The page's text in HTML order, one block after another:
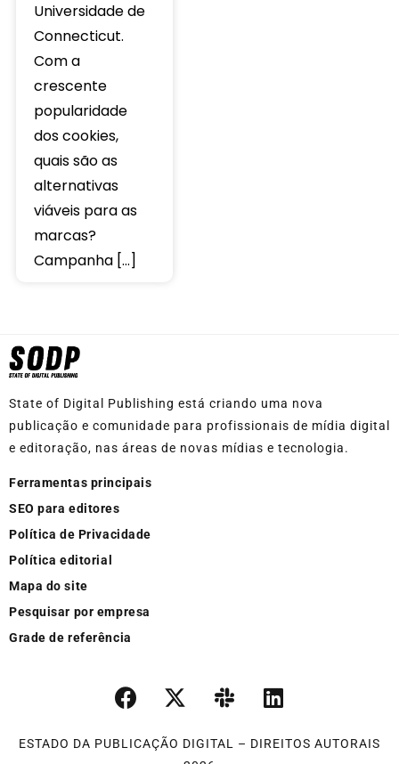
Universidade de
Connecticut.
Com a
crescente
popularidade
dos cookies,
quais são as
alternativas
viáveis ​​para as
marcas?
Campanha […]
State of Digital Publishing está criando uma nova
publicação e comunidade para profissionais de mídia digital
e editoração, nas áreas de novas mídias e tecnologia.
Ferramentas principais
SEO para editores
Política de Privacidade
Política editorial
Mapa do site
Pesquisar por empresa
Grade de referência
ESTADO DA PUBLICAÇÃO DIGITAL – DIREITOS AUTORAIS